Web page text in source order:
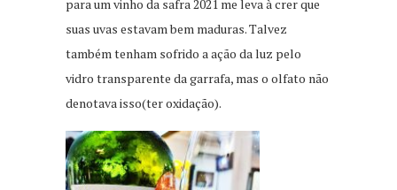
para um vinho da safra 2021 me leva à crer que
suas uvas estavam bem maduras. Talvez
também tenham sofrido a ação da luz pelo
vidro transparente da garrafa, mas o olfato não
denotava isso(ter oxidação).